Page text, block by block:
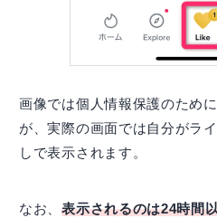
画像では個人情報保護のため
が、実際の画面では自分がラ
しで表示されます。
なお、表示されるのは24時間